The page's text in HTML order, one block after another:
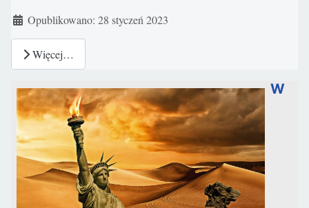
Szczegóły
Opublikowano: 28 styczeń 2023
Więcej…
W